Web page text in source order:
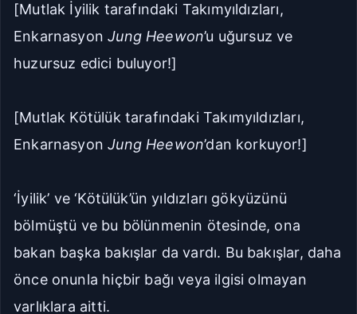
[Mutlak İyilik tarafındaki Takımyıldızları,
EnkarnasyonJung Heewon’u uğursuz ve
huzursuz edici buluyor!]
[Mutlak Kötülük tarafındaki Takımyıldızları,
EnkarnasyonJung Heewon’dan korkuyor!]
‘İyilik’ ve ‘Kötülük’ün yıldızları gökyüzünü
bölmüştü ve bu bölünmenin ötesinde, ona
bakan başka bakışlar da vardı. Bu bakışlar, daha
önce onunla hiçbir bağı veya ilgisi olmayan
varlıklara aitti.